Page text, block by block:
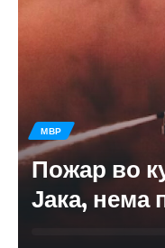
МВР
Пожар во
Јака, нема